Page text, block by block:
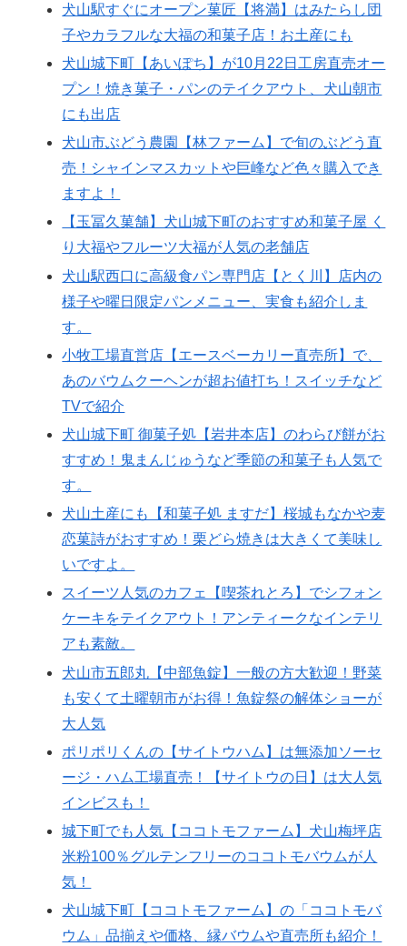
犬山駅すぐにオープン菓匠【将満】はみたらし団
子やカラフルな大福の和菓子店！お土産にも
犬山城下町【あいぽち】が10月22日工房直売オー
プン！焼き菓子・パンのテイクアウト、犬山朝市
にも出店
犬山市ぶどう農園【林ファーム】で旬のぶどう直
売！シャインマスカットや巨峰など色々購入でき
ますよ！
【玉冨久菓舗】犬山城下町のおすすめ和菓子屋 く
り大福やフルーツ大福が人気の老舗店
犬山駅西口に高級食パン専門店【とく川】店内の
様子や曜日限定パンメニュー、実食も紹介しま
す。
小牧工場直営店【エースベーカリー直売所】で、
あのバウムクーヘンが超お値打ち！スイッチなど
TVで紹介
犬山城下町 御菓子処【岩井本店】のわらび餅がお
すすめ！鬼まんじゅうなど季節の和菓子も人気で
す。
犬山土産にも【和菓子処 ますだ】桜城もなかや麦
恋菓詩がおすすめ！栗どら焼きは大きくて美味し
いですよ。
スイーツ人気のカフェ【喫茶れとろ】でシフォン
ケーキをテイクアウト！アンティークなインテリ
アも素敵。
犬山市五郎丸【中部魚錠】一般の方大歓迎！野菜
も安くて土曜朝市がお得！魚錠祭の解体ショーが
大人気
ポリポリくんの【サイトウハム】は無添加ソーセ
ージ・ハム工場直売！【サイトウの日】は大人気
インビスも！
城下町でも人気【ココトモファーム】犬山梅坪店
米粉100％グルテンフリーのココトモバウムが人
気！
犬山城下町【ココトモファーム】の「ココトモバ
ウム」品揃えや価格、縁バウムや直売所も紹介！